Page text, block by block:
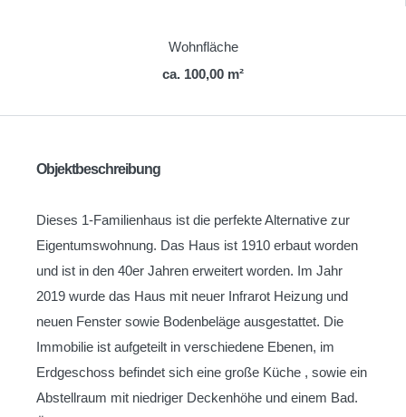
Wohnfläche
ca. 100,00 m²
Objektbeschreibung
Dieses 1-Familienhaus ist die perfekte Alternative zur
Eigentumswohnung. Das Haus ist 1910 erbaut worden
und ist in den 40er Jahren erweitert worden. Im Jahr
2019 wurde das Haus mit neuer Infrarot Heizung und
neuen Fenster sowie Bodenbeläge ausgestattet. Die
Immobilie ist aufgeteilt in verschiedene Ebenen, im
Erdgeschoss befindet sich eine große Küche , sowie ein
Abstellraum mit niedriger Deckenhöhe und einem Bad.